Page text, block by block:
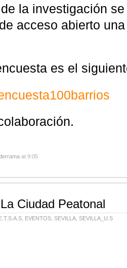
la investigación
acceso abierto
es el
at 9:05
Ciudad Peatonal
E.T.S.A.S EVENTOS SEVILLA SEVILLA_U.S